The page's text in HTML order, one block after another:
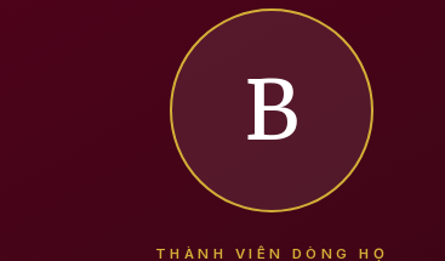
B
THÀNH VIÊN DÒNG HỌ